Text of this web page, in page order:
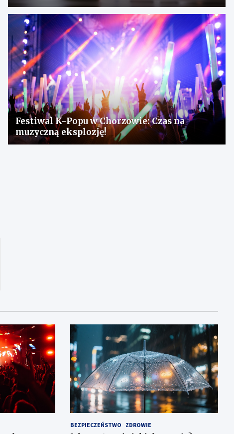
Festiwal K-Popu w Chorzowie: Czas na
muzyczną eksplozję!
BEZPIECZEŃSTWO ZDROWIE